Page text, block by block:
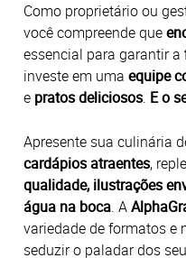
Como proprietário ou
você compreende que
essencial para garantir a
investe em uma equipe
e pratos deliciosos. E o
Apresente sua culinária
cardápios atraentes,
qualidade, ilustrações
água na boca. A
variedade de formatos e
seduzir o paladar dos